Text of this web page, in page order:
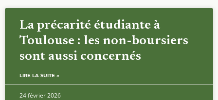
La précarité étudiante à
Toulouse : les non-boursiers
sont aussi concernés
LIRE LA SUITE »
24 février 2026